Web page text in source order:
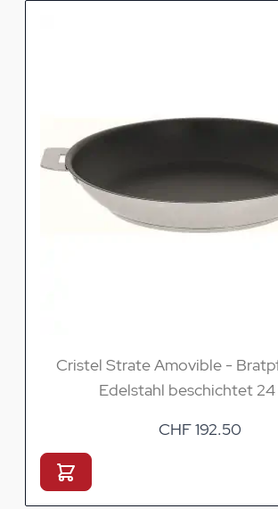
Cristel Strate Amovible -
Edelstahl beschichtet
CHF 192.50